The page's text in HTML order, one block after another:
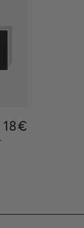
Regular price
18€